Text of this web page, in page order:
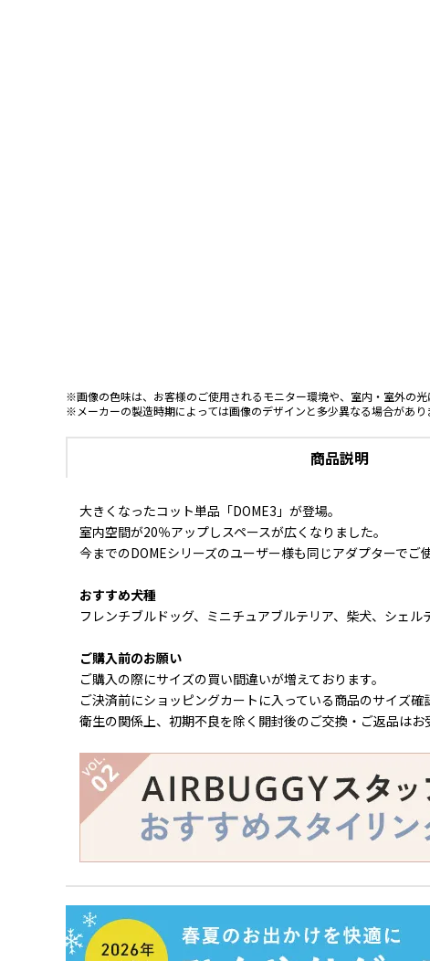
※画像の色味は、お客様のご使用されるモニター環境や、室内・室外の
※メーカーの製造時期によっては画像のデザインと多少異なる場合があり
商品説明
大きくなったコット単品「DOME3」が登場。
室内空間が20％アップしスペースが広くなりました。
今までのDOMEシリーズのユーザー様も同じアダプターでご
おすすめ犬種
フレンチブルドッグ、ミニチュアブルテリア、柴犬、シェル
ご購入前のお願い
ご購入の際にサイズの買い間違いが増えております。
ご決済前にショッピングカートに入っている商品のサイズ
衛生の関係上、初期不良を除く開封後のご交換・ご返品はお